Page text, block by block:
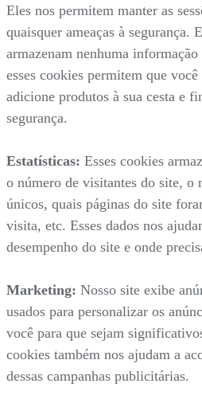
Eles nos permitem manter as
quaisquer ameaças à segurança.
armazenam nenhuma
esses cookies permitem que
adicione produtos à sua cesta e
segurança.
Estatísticas: Esses cookies
o número de visitantes do site, o
únicos, quais páginas do site
visita, etc. Esses dados nos
desempenho do site e onde
Marketing: Nosso site exibe
usados para personalizar os
você para que sejam
cookies também nos ajudam a
dessas campanhas publicitárias.